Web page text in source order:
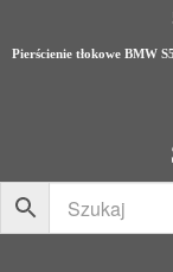
Pierścienie tłokowe BMW